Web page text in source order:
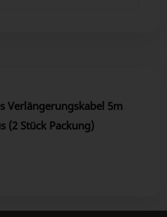
Verlängerungskabel 5m
(2 Stück Packung)